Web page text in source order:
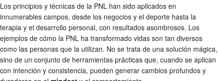
Los principios y técnicas de la PNL han sido aplicados en
innumerables campos, desde los negocios y el deporte hasta la
terapia y el desarrollo personal, con resultados asombrosos. Los
ejemplos de cómo la PNL ha transformado vidas son tan diversos
como las personas que la utilizan. No se trata de una solución mágica,
sino de un conjunto de herramientas prácticas que, cuando se aplican
con intención y consistencia, pueden generar cambios profundos y